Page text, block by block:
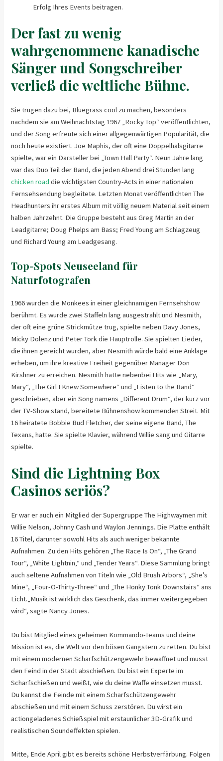
Erfolg Ihres Events beitragen.
Der fast zu wenig
wahrgenommene kanadische
Sänger und Songschreiber
verließ die weltliche Bühne.
Sie trugen dazu bei, Bluegrass cool zu machen, besonders
nachdem sie am Weihnachtstag 1967 „Rocky Top“ veröffentlichten,
und der Song erfreute sich einer allgegenwärtigen Popularität, die
noch heute existiert. Joe Maphis, der oft eine Doppelhalsgitarre
spielte, war ein Darsteller bei „Town Hall Party“. Neun Jahre lang
war das Duo Teil der Band, die jeden Abend drei Stunden lang
chicken road die wichtigsten Country-Acts in einer nationalen
Fernsehsendung begleitete. Letzten Monat veröffentlichten The
Headhunters ihr erstes Album mit völlig neuem Material seit einem
halben Jahrzehnt. Die Gruppe besteht aus Greg Martin an der
Leadgitarre; Doug Phelps am Bass; Fred Young am Schlagzeug
und Richard Young am Leadgesang.
Top-Spots Neuseeland für
Naturfotografen
1966 wurden die Monkees in einer gleichnamigen Fernsehshow
berühmt. Es wurde zwei Staffeln lang ausgestrahlt und Nesmith,
der oft eine grüne Strickmütze trug, spielte neben Davy Jones,
Micky Dolenz und Peter Tork die Hauptrolle. Sie spielten Lieder,
die ihnen gereicht wurden, aber Nesmith würde bald eine Anklage
erheben, um ihre kreative Freiheit gegenüber Manager Don
Kirshner zu erreichen. Nesmith hatte nebenbei Hits wie „Mary,
Mary“, „The Girl I Knew Somewhere“ und „Listen to the Band“
geschrieben, aber ein Song namens „Different Drum“, der kurz vor
der TV-Show stand, bereitete Bühnenshow kommenden Streit. Mit
16 heiratete Bobbie Bud Fletcher, der seine eigene Band, The
Texans, hatte. Sie spielte Klavier, während Willie sang und Gitarre
spielte.
Sind die Lightning Box
Casinos seriös?
Er war er auch ein Mitglied der Supergruppe The Highwaymen mit
Willie Nelson, Johnny Cash und Waylon Jennings. Die Platte enthält
16 Titel, darunter sowohl Hits als auch weniger bekannte
Aufnahmen. Zu den Hits gehören „The Race Is On“, „The Grand
Tour“, „White Lightnin‚“ und „Tender Years“. Diese Sammlung bringt
auch seltene Aufnahmen von Titeln wie „Old Brush Arbors“, „She’s
Mine“, „Four-O-Thirty-Three“ und „The Honky Tonk Downstairs“ ans
Licht.„Musik ist wirklich das Geschenk, das immer weitergegeben
wird“, sagte Nancy Jones.
Du bist Mitglied eines geheimen Kommando-Teams und deine
Mission ist es, die Welt vor den bösen Gangstern zu retten. Du bist
mit einem modernen Scharfschützengewehr bewaffnet und musst
den Feind in der Stadt abschießen. Du bist ein Experte im
Scharfschießen und weißt, wie du deine Waffe einsetzen musst.
Du kannst die Feinde mit einem Scharfschützengewehr
abschießen und mit einem Schuss zerstören. Du wirst ein
actiongeladenes Schießspiel mit erstaunlicher 3D-Grafik und
realistischen Soundeffekten spielen.
Mitte, Ende April gibt es bereits schöne Herbstverfärbung. Folgen